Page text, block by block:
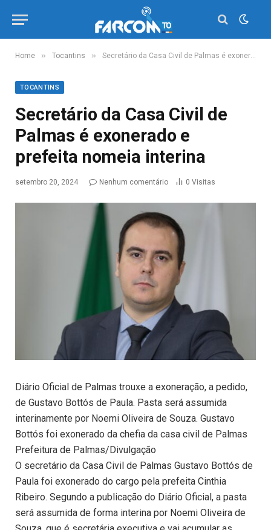
Home » Tocantins » Secretário da Casa Civil de Palmas é exonerado e prefeita nomeia interina
TOCANTINS
Secretário da Casa Civil de
Palmas é exonerado e
prefeita nomeia interina
setembro 20, 2024 Nenhum comentário 0 Visitas
Diário Oficial de Palmas trouxe a exoneração, a pedido,
de Gustavo Bottós de Paula. Pasta será assumida
interinamente por Noemi Oliveira de Souza. Gustavo
Bottós foi exonerado da chefia da casa civil de Palmas
Prefeitura de Palmas/Divulgação
O secretário da Casa Civil de Palmas Gustavo Bottós de
Paula foi exonerado do cargo pela prefeita Cinthia
Ribeiro. Segundo a publicação do Diário Oficial, a pasta
será assumida de forma interina por Noemi Oliveira de